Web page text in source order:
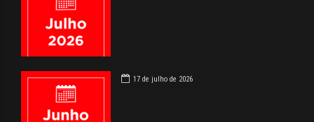
17 de julho de 2026